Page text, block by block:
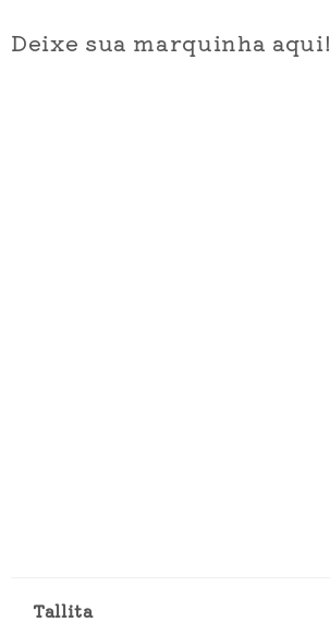
Deixe sua marquinha aqui!
Tallita